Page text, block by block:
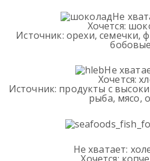
Не
Хочется:
Источник: орехи, семечки,
Не
Хочется:
Источник: продукты с
рыба, мясо,
Не хватает: